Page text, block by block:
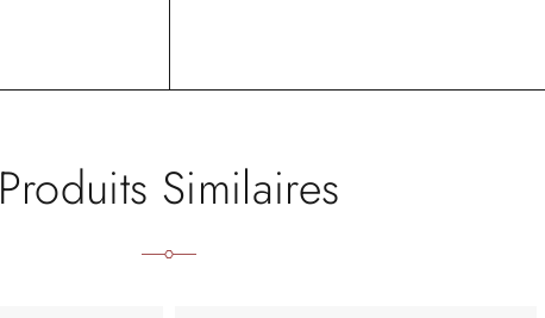
Produits Similaires